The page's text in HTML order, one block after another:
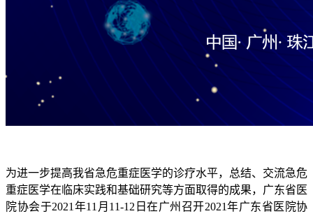
为进一步提高我省急危重症医学的诊疗水平，总结、交流急危
重症医学在临床实践和基础研究等方面取得的成果，广东省医
院协会于2021年11月11-12日在广州召开2021年广东省医院协